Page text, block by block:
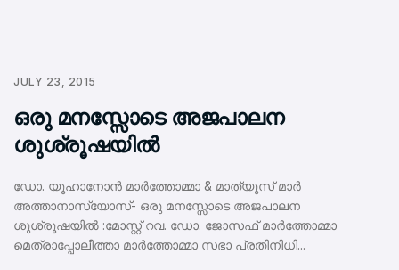
JULY 23, 2015
ഒരു മനസ്സോടെ അജപാലന
ശുശ്രൂഷയില്‍
ഡോ. യൂഹാനോന്‍ മാര്‍ത്തോമ്മാ & മാത്യൂസ് മാര്‍
അത്താനാസ്യോസ്- ഒരു മനസ്സോടെ അജപാലന
ശുശ്രൂഷയില്‍ :മോസ്റ്റ് റവ. ഡോ. ജോസഫ് മാര്‍ത്തോമ്മാ
മെത്രാപ്പോലീത്താ മാര്‍ത്തോമ്മാ സഭാ പ്രതിനിധി...